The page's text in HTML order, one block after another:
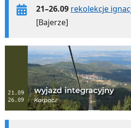
21–26.09 rekolekcje
[Bajerze]